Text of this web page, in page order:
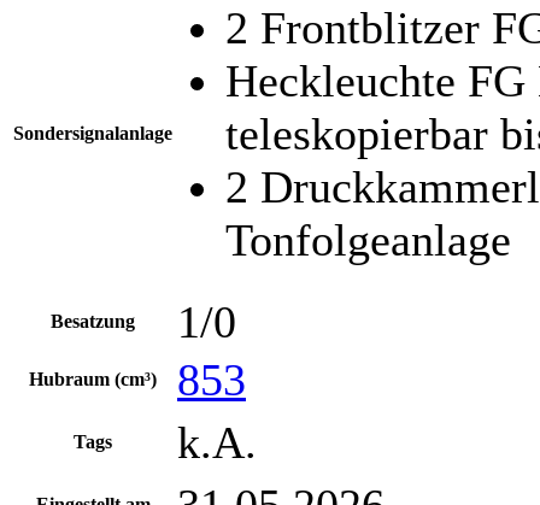
Sondersignalanlage
2 Frontblitzer
Heckleuchte
teleskopierbar
2
Tonfolgeanlage
Besatzung 1/0
Hubraum (cm³) 853
Tags k.A.